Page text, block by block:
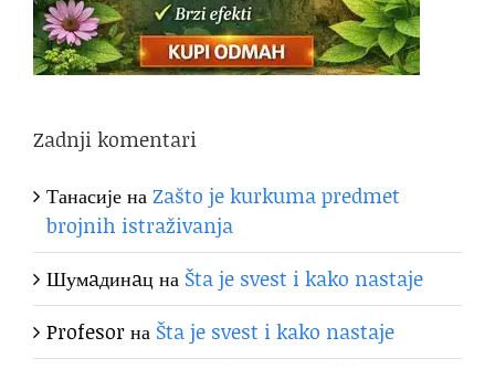
Zadnji komentari
ТанасијенаZašto je kurkuma predmet
brojnih istraživanja
Шумaдинaцна Šta je svest i kako nastaje
Profesorна Šta je svest i kako nastaje